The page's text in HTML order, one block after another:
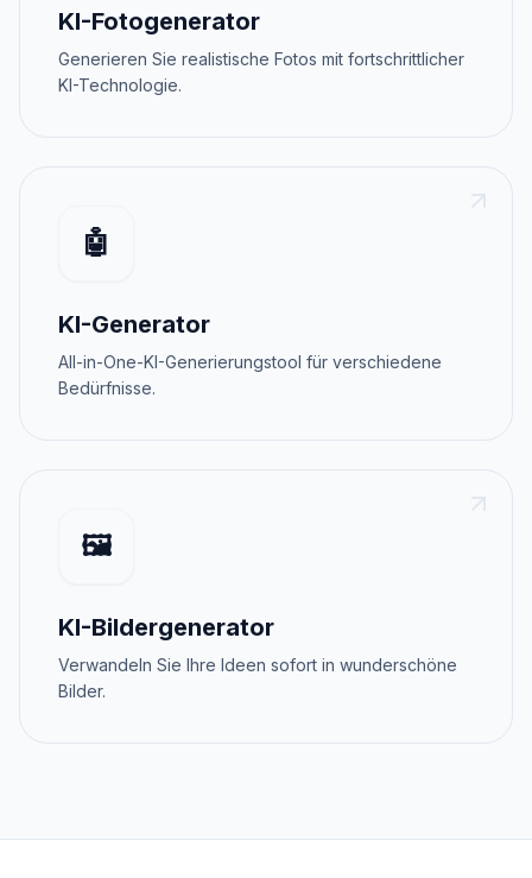
KI-Fotogenerator
Generieren Sie realistische Fotos mit fortschrittlicher
KI-Technologie.
🤖
KI-Generator
All-in-One-KI-Generierungstool für verschiedene
Bedürfnisse.
🖼️
KI-Bildergenerator
Verwandeln Sie Ihre Ideen sofort in wunderschöne
Bilder.